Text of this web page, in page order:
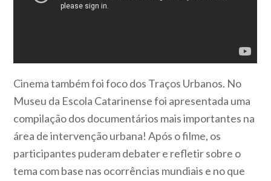
Cinema também foi foco dos Traços Urbanos. No
Museu da Escola Catarinense foi apresentada uma
compilação dos documentários mais importantes na
área de intervenção urbana! Após o filme, os
participantes puderam debater e refletir sobre o
tema com base nas ocorrências mundiais e no que